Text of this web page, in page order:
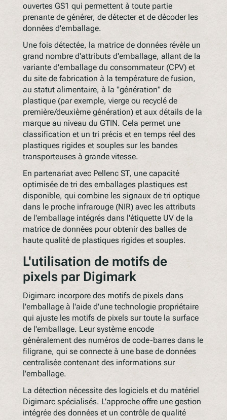
ouvertes GS1 qui permettent à toute partie
prenante de générer, de détecter et de décoder les
données d'emballage.
Une fois détectée, la matrice de données révèle un
grand nombre d'attributs d'emballage, allant de la
variante d'emballage du consommateur (CPV) et
du site de fabrication à la température de fusion,
au statut alimentaire, à la "génération" de
plastique (par exemple, vierge ou recyclé de
première/deuxième génération) et aux détails de la
marque au niveau du GTIN. Cela permet une
classification et un tri précis et en temps réel des
plastiques rigides et souples sur les bandes
transporteuses à grande vitesse.
En partenariat avec Pellenc ST, une capacité
optimisée de tri des emballages plastiques est
disponible, qui combine les signaux de tri optique
dans le proche infrarouge (NIR) avec les attributs
de l'emballage intégrés dans l'étiquette UV de la
matrice de données pour obtenir des balles de
haute qualité de plastiques rigides et souples.
L'utilisation de motifs de
pixels par Digimark
Digimarc incorpore des motifs de pixels dans
l'emballage à l'aide d'une technologie propriétaire
qui ajuste les motifs de pixels sur toute la surface
de l'emballage. Leur système encode
généralement des numéros de code-barres dans le
filigrane, qui se connecte à une base de données
centralisée contenant des informations sur
l'emballage.
La détection nécessite des logiciels et du matériel
Digimarc spécialisés. L'approche offre une gestion
intégrée des données et un contrôle de qualité